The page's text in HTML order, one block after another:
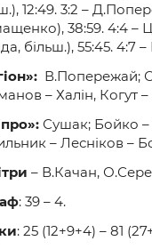
12:49. 3:2 –
38:59. 4:4 –
більш.), 55:45. 4:7
»: В.Попережай;
– Халін, Когут
»: Сушак; Бойко
– Лесніков –
ри – В.Качан,
: 39 – 4.
: 25 (12+9+4) – 81